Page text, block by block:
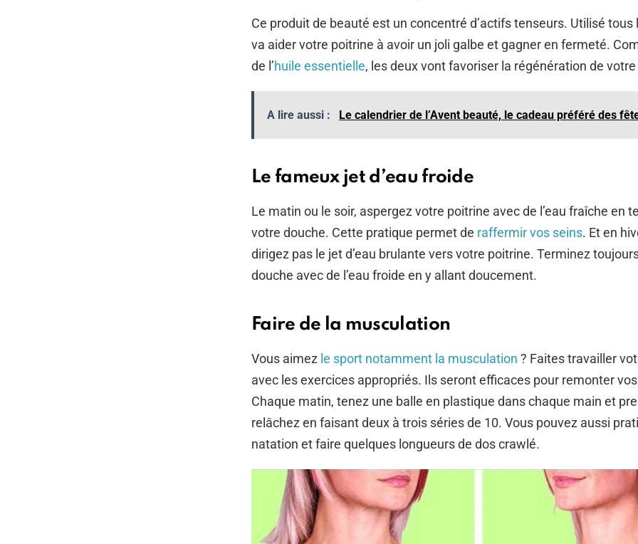
Ce produit de beauté est un concentré d’actifs tenseurs. Utilisé tous
va aider votre poitrine à avoir un joli galbe et gagner en fermeté.
de l’huile essentielle, les deux vont favoriser la régénération de
A lire aussi : Le calendrier de l’Avent beauté, le cadeau préféré des
Le fameux jet d’eau froide
Le matin ou le soir, aspergez votre poitrine avec de l’eau fraîche en
votre douche. Cette pratique permet de raffermir vos seins. Et en
dirigez pas le jet d’eau brulante vers votre poitrine. Terminez
douche avec de l’eau froide en y allant doucement.
Faire de la musculation
Vous aimez le sport notamment la musculation ? Faites travailler
avec les exercices appropriés. Ils seront efficaces pour remonter
Chaque matin, tenez une balle en plastique dans chaque main et
relâchez en faisant deux à trois séries de 10. Vous pouvez aussi
natation et faire quelques longueurs de dos crawlé.